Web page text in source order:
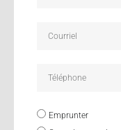
Emprunter